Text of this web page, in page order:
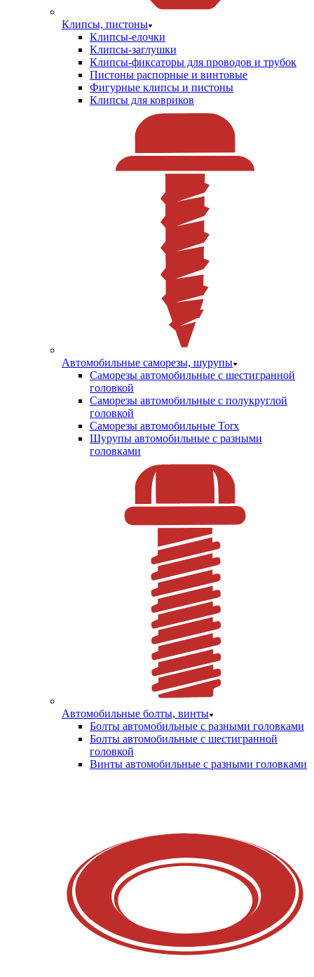
Клипсы, пистоны
Клипсы-елочки
Клипсы-заглушки
Клипсы-фиксаторы для проводов и трубок
Пистоны распорные и винтовые
Фигурные клипсы и пистоны
Клипсы для ковриков
Автомобильные саморезы, шурупы
Саморезы автомобильные с шестигранной
головкой
Саморезы автомобильные с полукруглой
головкой
Саморезы автомобильные Torx
Шурупы автомобильные с разными
головками
Автомобильные болты, винты
Болты автомобильные с разными головками
Болты автомобильные с шестигранной
головкой
Винты автомобильные с разными головками